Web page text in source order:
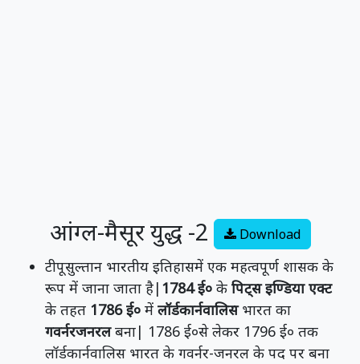
आंग्ल-मैसूर युद्ध -2 Download
टीपूसुल्तान भारतीय इतिहासमें एक महत्वपूर्ण शासक के
रूप में जाना जाता है| 1784 ई० के पिट्स इण्डिया एक्ट
के तहत 1786 ई० में लॉर्डकार्नवालिसभारत का
गवर्नरजनरलबना| 1786 ई०से लेकर 1796 ई० तक
लॉर्डकार्नवालिस भारत के गवर्नर-जनरल के पद पर बना